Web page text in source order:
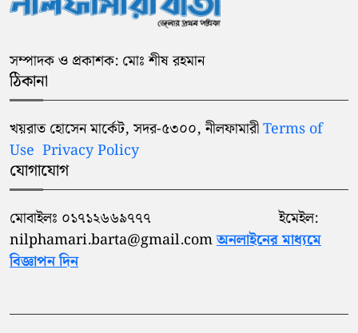
সম্পাদক ও প্রকাশক: মোঃ শীষ রহমান
ঠিকানা
খয়রাত হোসেন মার্কেট, সদর-৫৩০০, নীলফামারীTerms of
Use Privacy Policy
যোগাযোগ
মোবাইলঃ ০১৭১২৬৬৯৭৭৭ ইমেইল:
nilphamari.barta@gmail.comঅনলাইনের মাধ্যমে
বিজ্ঞাপন দিন